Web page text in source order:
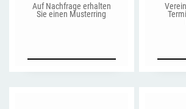
Auf Nachfrage erhalten
Sie einen Musterring